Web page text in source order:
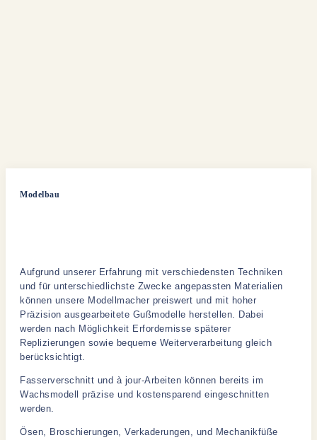
Modelbau
Aufgrund unserer Erfahrung mit verschiedensten Techniken
und für unterschiedlichste Zwecke angepassten Materialien
können unsere Modellmacher preiswert und mit hoher
Präzision ausgearbeitete Gußmodelle herstellen. Dabei
werden nach Möglichkeit Erfordernisse späterer
Replizierungen sowie bequeme Weiterverarbeitung gleich
berücksichtigt.
Fasserverschnitt und à jour-Arbeiten können bereits im
Wachsmodell präzise und kostensparend eingeschnitten
werden.
Ösen, Broschierungen, Verkaderungen, und Mechanikfüße